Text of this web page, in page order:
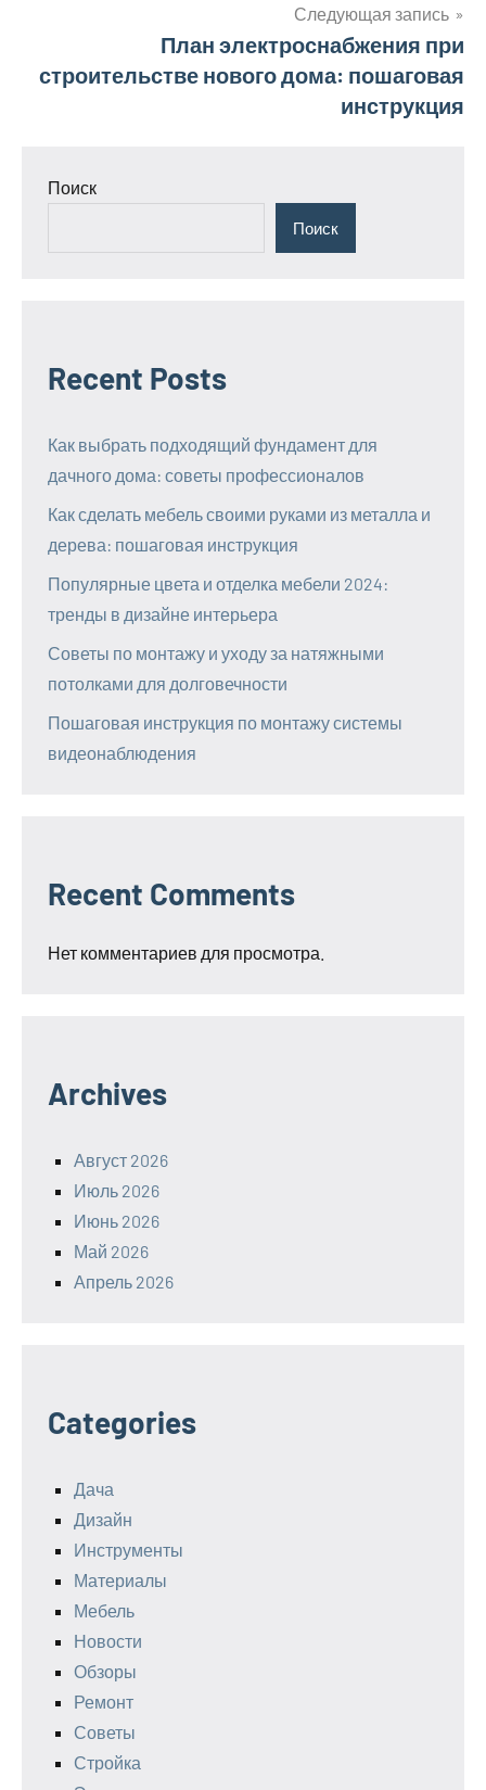
Следующая запись
План электроснабжения при
строительстве нового дома: пошаговая
инструкция
Поиск
Поиск
Recent Posts
Как выбрать подходящий фундамент для
дачного дома: советы профессионалов
Как сделать мебель своими руками из металла и
дерева: пошаговая инструкция
Популярные цвета и отделка мебели 2024:
тренды в дизайне интерьера
Советы по монтажу и уходу за натяжными
потолками для долговечности
Пошаговая инструкция по монтажу системы
видеонаблюдения
Recent Comments
Нет комментариев для просмотра.
Archives
Август 2026
Июль 2026
Июнь 2026
Май 2026
Апрель 2026
Categories
Дача
Дизайн
Инструменты
Материалы
Мебель
Новости
Обзоры
Ремонт
Советы
Стройка